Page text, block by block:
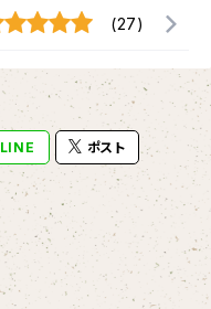
(27)
LINE ポスト